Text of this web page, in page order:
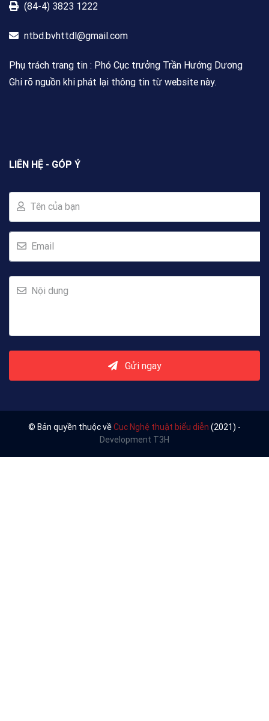
(84-4) 3823 1222
ntbd.bvhttdl@gmail.com
Phụ trách trang tin : Phó Cục trưởng Trần Hướng Dương
Ghi rõ nguồn khi phát lại thông tin từ website này.
LIÊN HỆ - GÓP Ý
Tên của bạn
Email
Nội dung
Gửi ngay
© Bản quyền thuộc vềCục Nghệ thuật biểu diễn (2021) -
Development T3H